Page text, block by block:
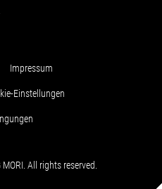
Impressum
Einstellungen
All rights reserved.